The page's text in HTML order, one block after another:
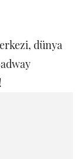
dünya